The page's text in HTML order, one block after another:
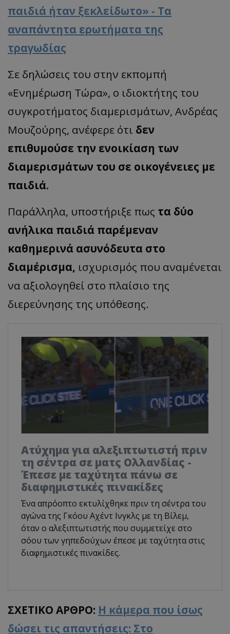
παιδιά ήταν ξεκλείδωτο» - Τα
αναπάντητα ερωτήματα της
τραγωδίας
Σε δηλώσεις του στην εκπομπή
«Ενημέρωση Τώρα», ο ιδιοκτήτης του
συγκροτήματος διαμερισμάτων, Ανδρέας
Μουζούρης, ανέφερε ότι δεν
επιθυμούσε την ενοικίαση των
διαμερισμάτων του σε οικογένειες με
παιδιά.
Παράλληλα, υποστήριξε πως τα δύο
ανήλικα παιδιά παρέμεναν
καθημερινά ασυνόδευτα στο
διαμέρισμα, ισχυρισμός που αναμένεται
να αξιολογηθεί στο πλαίσιο της
διερεύνησης της υπόθεσης.
Ατύχημα για αλεξιπτωτιστή πριν
τη σέντρα σε ματς Ολλανδίας -
Έπεσε με ταχύτητα πάνω σε
διαφημιστικές πινακίδες
Ένα απρόοπτο εκτυλίχθηκε πριν τη σέντρα του
αγώνα της Γκόου Αχέντ Ινγκλς με τη Βίλεμ,
όταν ο αλεξιπτωτιστής που συμμετείχε στο
σόου των γηπεδούχων έπεσε με ταχύτητα στις
διαφημιστικές πινακίδες.
ΣΧΕΤΙΚΟ ΑΡΘΡΟ: Η κάμερα που ίσως
δώσει τις απαντήσεις: Στο